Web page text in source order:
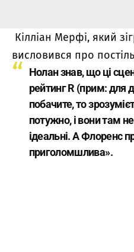
Кілліан Мерфі, який
висловився про
Нолан знав, що ці
рейтинг R (прим: для
побачите, то
потужно, і вони там
ідеальні. А Флоренс
приголомшлива».